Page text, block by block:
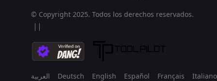
© Copyright 2025. Todos los derechos reservados.
العربية Deutsch English Español Français Italiano